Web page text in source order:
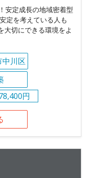
安定成長の地域密着型
定を考えている人も
大切にできる環境をよ
川区
円